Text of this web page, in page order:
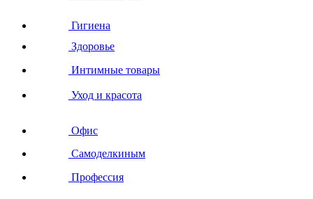
Гигиена
Здоровье
Интимные товары
Уход и красота
Офис
Самоделкиным
Профессия